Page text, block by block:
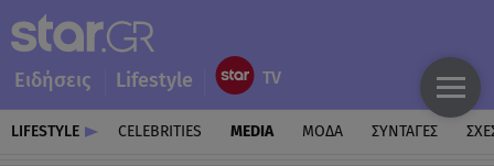
Ειδήσεις Lifestyle
LIFESTYLE CELEBRITIES MEDIA ΜΟΔΑ ΣΥΝΤΑΓΕΣ